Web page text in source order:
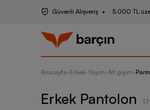
Güvenli Alışveriş 5.000 TL
Anasayfa-Erkek-Giyim-Alt giyim-
Erkek Pantolon